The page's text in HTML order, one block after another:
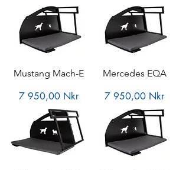
Mustang Mach-E
Pris
7 950,00 Nkr
Mercedes EQA
Pris
7 950,00 Nkr